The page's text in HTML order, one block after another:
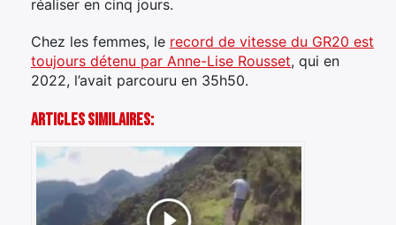
réaliser en cinq jours.
Chez les femmes, le record de vitesse du GR20 est
toujours détenu par Anne-Lise Rousset, qui en
2022, l’avait parcouru en 35h50.
Articles Similaires: